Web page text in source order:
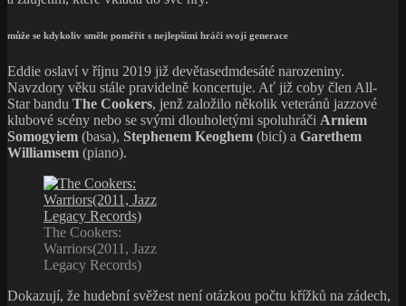
ale pozitivního životního přístupu. Vedle vlastních skladeb
nejlepšího, co vzniklo na newyorské bopové scéně v posledních pěti
Lyrický přednes a modální pojetí mohou vyvolávat dojem, že je
Eddie klonem jiného slavného trumpetistyMilese Davise.
Vůči Hendersonovi to není ale spravedlivé. Za léta si vybudoval
vlastní styl a může se kdykoliv směle poměřit s nejlepšími hráči svojí
Satchmovo „Malému Eddiemu, znělo ti to výborně.“
AčkolivHendersonovi
příbuzní ani s bratryFletcherem
kapelnící swingových big bandů, ale ani se skvělým